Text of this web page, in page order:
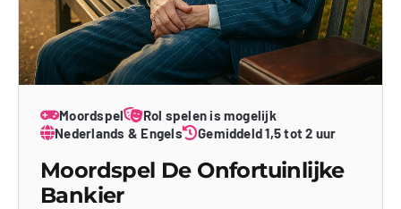
Moordspel
Rol spelen is mogelijk
Nederlands & Engels
Gemiddeld 1,5 tot 2 uur
Moordspel De Onfortuinlijke
Bankier